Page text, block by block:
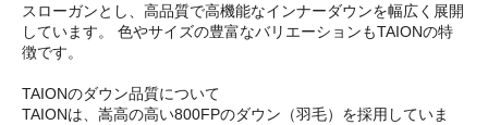
スローガンとし、高品質で高機能なインナーダウンを幅広く展開
しています。 色やサイズの豊富なバリエーションもTAIONの特
徴です。
TAIONのダウン品質について
TAIONは、嵩高の高い800FPのダウン（羽毛）を採用していま